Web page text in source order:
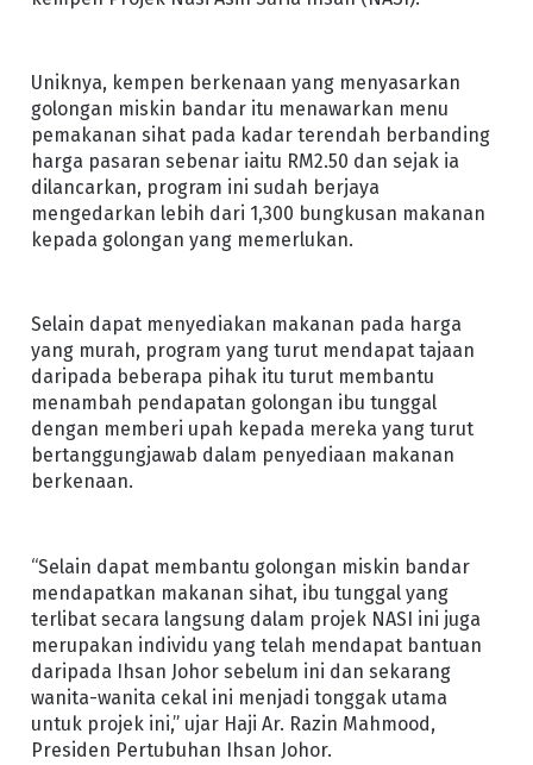
Uniknya, kempen berkenaan yang menyasarkan
golongan miskin bandar itu menawarkan menu
pemakanan sihat pada kadar terendah berbanding
harga pasaran sebenar iaitu RM2.50 dan sejak ia
dilancarkan, program ini sudah berjaya
mengedarkan lebih dari 1,300 bungkusan makanan
kepada golongan yang memerlukan.
Selain dapat menyediakan makanan pada harga
yang murah, program yang turut mendapat tajaan
daripada beberapa pihak itu turut membantu
menambah pendapatan golongan ibu tunggal
dengan memberi upah kepada mereka yang turut
bertanggungjawab dalam penyediaan makanan
berkenaan.
“Selain dapat membantu golongan miskin bandar
mendapatkan makanan sihat, ibu tunggal yang
terlibat secara langsung dalam projek NASI ini juga
merupakan individu yang telah mendapat bantuan
daripada Ihsan Johor sebelum ini dan sekarang
wanita-wanita cekal ini menjadi tonggak utama
untuk projek ini,” ujar Haji Ar. Razin Mahmood,
Presiden Pertubuhan Ihsan Johor.